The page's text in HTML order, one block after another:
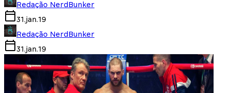
Redação NerdBunker
31.jan.19
Redação NerdBunker
31.jan.19